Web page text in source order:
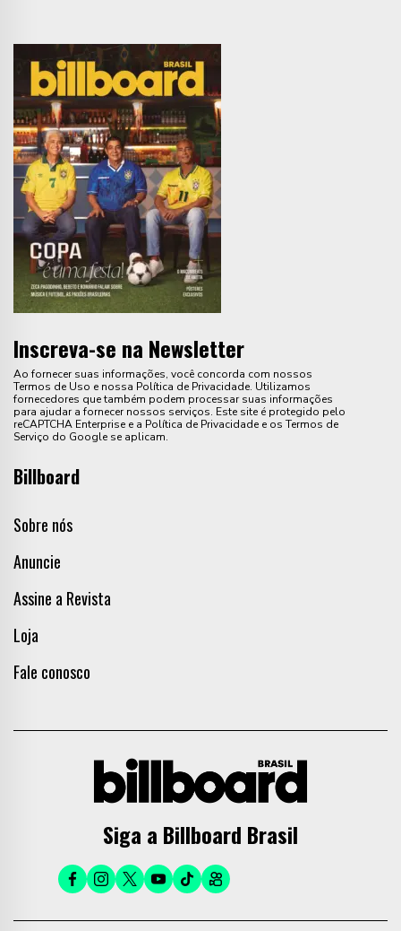
Inscreva-se na Newsletter
Ao fornecer suas informações, você concorda com nossos
Termos de Uso e nossa Política de Privacidade. Utilizamos
fornecedores que também podem processar suas informações
para ajudar a fornecer nossos serviços. Este site é protegido pelo
reCAPTCHA Enterprise e a Política de Privacidade e os Termos de
Serviço do Google se aplicam.
Billboard
Sobre nós
Anuncie
Assine a Revista
Loja
Fale conosco
Siga a Billboard Brasil